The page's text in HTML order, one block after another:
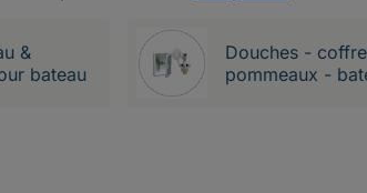
&
bateau
Douches -
pommeaux -